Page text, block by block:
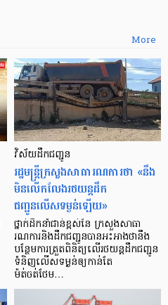
More
វិស័យដឹកជញ្ជូន
រដ្ឋមន្ត្រីក្រសួងសាធារណការថា «នឹង
មិនលើកលែងរថយន្តដឹក
ជញ្ជូនលើសទម្ងន់ឡើយ»
ថ្នាក់ដឹកនាំជាន់ខ្ពស់នៃ ក្រសួងសាធា
រណការនិងដឹកជញ្ជូនបានអះអាងថានឹង
បន្ថែមការត្រួតពិនិត្យលើរថយន្តដឹកជញ្ជូន
ទំនិញលើសទម្ងន់ឲ្យកាន់តែ
ម៉ត់ចត់ថែម…